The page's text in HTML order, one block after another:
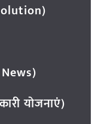
योजनाएं)